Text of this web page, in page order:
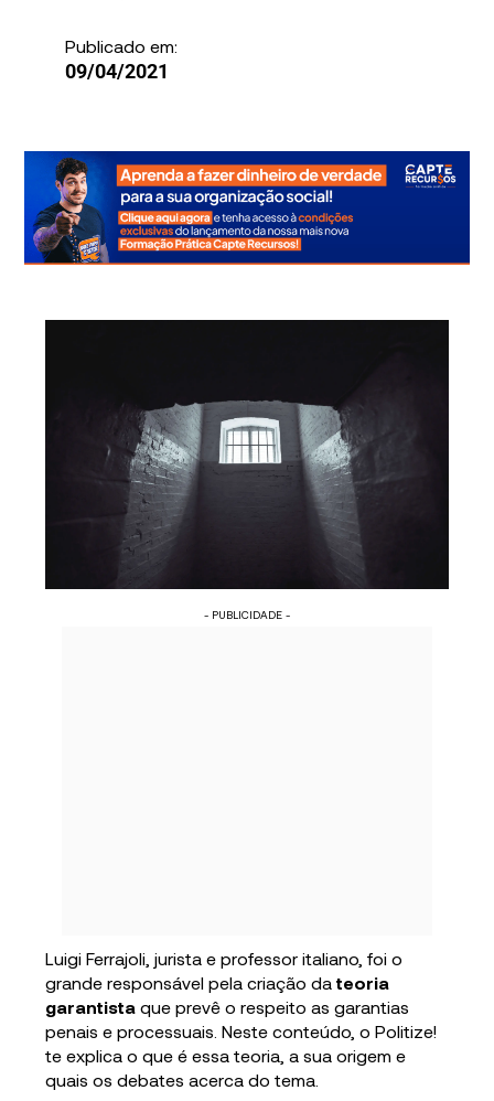
Publicado em:
09/04/2021
- PUBLICIDADE -
Luigi Ferrajoli, jurista e professor italiano, foi o
grande responsável pela criação dateoria
garantista que prevê o respeito as garantias
penais e processuais. Neste conteúdo, o Politize!
te explica o que é essa teoria, a sua origem e
quais os debates acerca do tema.